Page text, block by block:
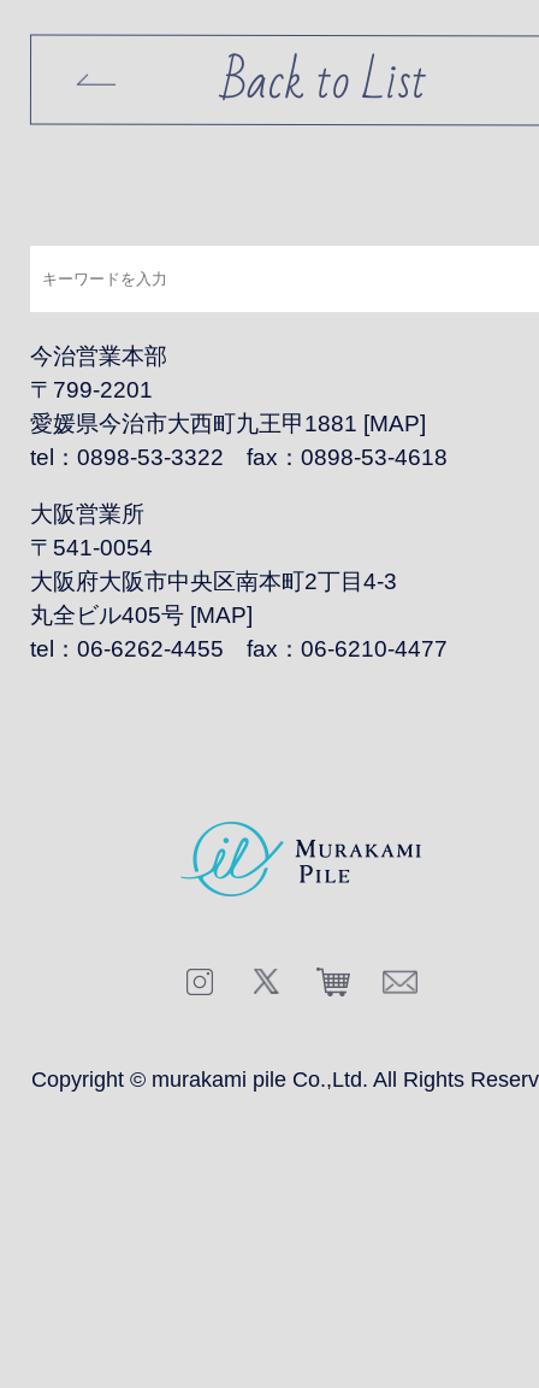
Back to List
今治営業本部
〒799-2201
愛媛県今治市大西町九王甲1881 [MAP]
tel：0898-53-3322 fax：0898-53-4618
大阪営業所
〒541-0054
大阪府大阪市中央区南本町2丁目4-3
丸全ビル405号 [MAP]
tel：06-6262-4455 fax：06-6210-4477
Copyright © murakami pile Co.,Ltd. All Rights